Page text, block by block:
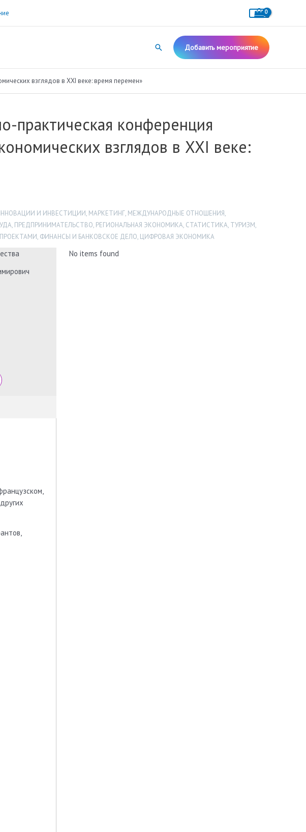
Поиск Добавить мероприятие
взглядов в XXI веке: время перемен»
практическая конференция
взглядов в XXI веке:
И ИНВЕСТИЦИИ, МАРКЕТИНГ, МЕЖДУНАРОДНЫЕ ОТНОШЕНИЯ,
, ПРЕДПРИНИМАТЕЛЬСТВО, РЕГИОНАЛЬНАЯ ЭКОНОМИКА, СТАТИСТИКА, ТУРИЗМ,
, ФИНАНСЫ И БАНКОВСКОЕ ДЕЛО, ЦИФРОВАЯ ЭКОНОМИКА
No items found